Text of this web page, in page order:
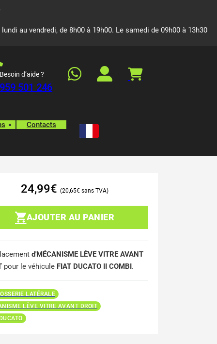
lundi au vendredi, de 8h00 à 19h00. Le samedi de 09h00 à 13h30
Besoin d’aide ?
959 501 246
Contacts
24,99€ 20,65€
AJOUTER AU PANIER
d'MÉCANISME LÈVE VITRE AVANT
pour le véhicule FIAT DUCATO II COMBI.
LATÉRALE
LÈVE VITRE AVANT DROIT